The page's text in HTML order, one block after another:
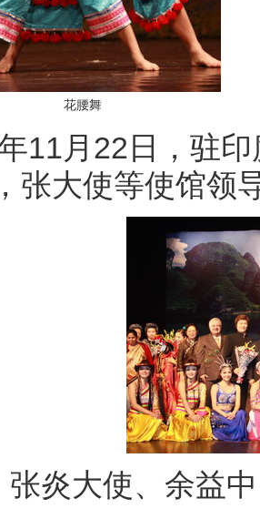
花腰舞
月22日，驻印
张大使等使馆领
张炎大使、余益